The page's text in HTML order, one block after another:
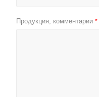
Продукция, комментарии *